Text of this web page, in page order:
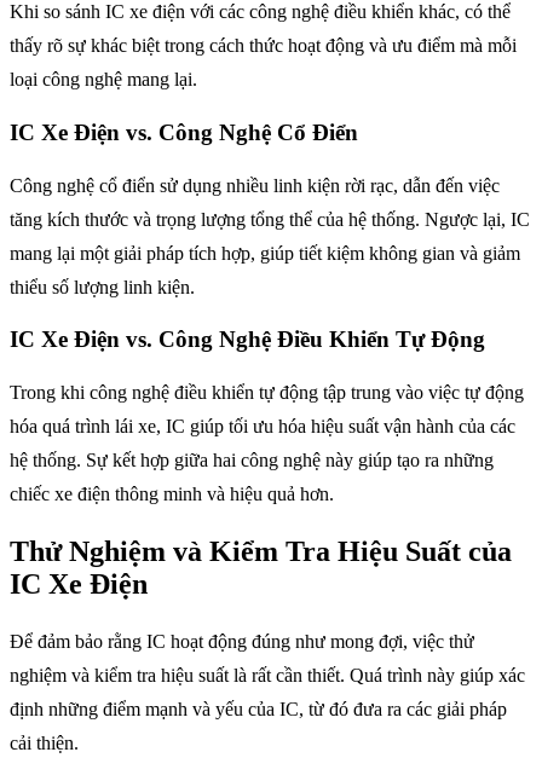
Khi so sánh IC xe điện với các công nghệ điều khiển khác, có thể
thấy rõ sự khác biệt trong cách thức hoạt động và ưu điểm mà mỗi
loại công nghệ mang lại.
IC Xe Điện vs. Công Nghệ Cổ Điển
Công nghệ cổ điển sử dụng nhiều linh kiện rời rạc, dẫn đến việc
tăng kích thước và trọng lượng tổng thể của hệ thống. Ngược lại, IC
mang lại một giải pháp tích hợp, giúp tiết kiệm không gian và giảm
thiểu số lượng linh kiện.
IC Xe Điện vs. Công Nghệ Điều Khiển Tự Động
Trong khi công nghệ điều khiển tự động tập trung vào việc tự động
hóa quá trình lái xe, IC giúp tối ưu hóa hiệu suất vận hành của các
hệ thống. Sự kết hợp giữa hai công nghệ này giúp tạo ra những
chiếc xe điện thông minh và hiệu quả hơn.
Thử Nghiệm và Kiểm Tra Hiệu Suất của
IC Xe Điện
Để đảm bảo rằng IC hoạt động đúng như mong đợi, việc thử
nghiệm và kiểm tra hiệu suất là rất cần thiết. Quá trình này giúp xác
định những điểm mạnh và yếu của IC, từ đó đưa ra các giải pháp
cải thiện.